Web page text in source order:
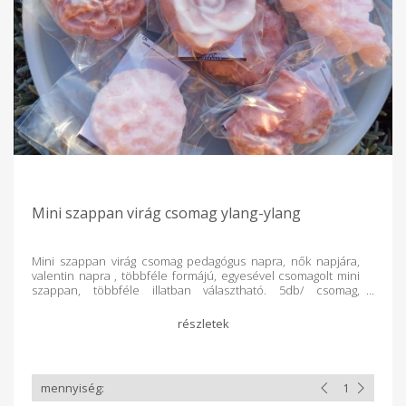
Mini szappan virág csomag ylang-ylang
Mini szappan virág csomag pedagógus napra, nők napjára,
valentin napra , többféle formájú, egyesével csomagolt mini
szappan, többféle illatban választható. 5db/ csomag,
szóróajándéknak,céges ajándéknak, hotelekbe,
köszönetajándéknak, gyerekeknek. A levendulásak lilák , az
lebomló átlátszó tasakba csomagoltak. Tavaszi formák: vegyes
virágok, rózsa, gyémánt szív A termék a készleten felül